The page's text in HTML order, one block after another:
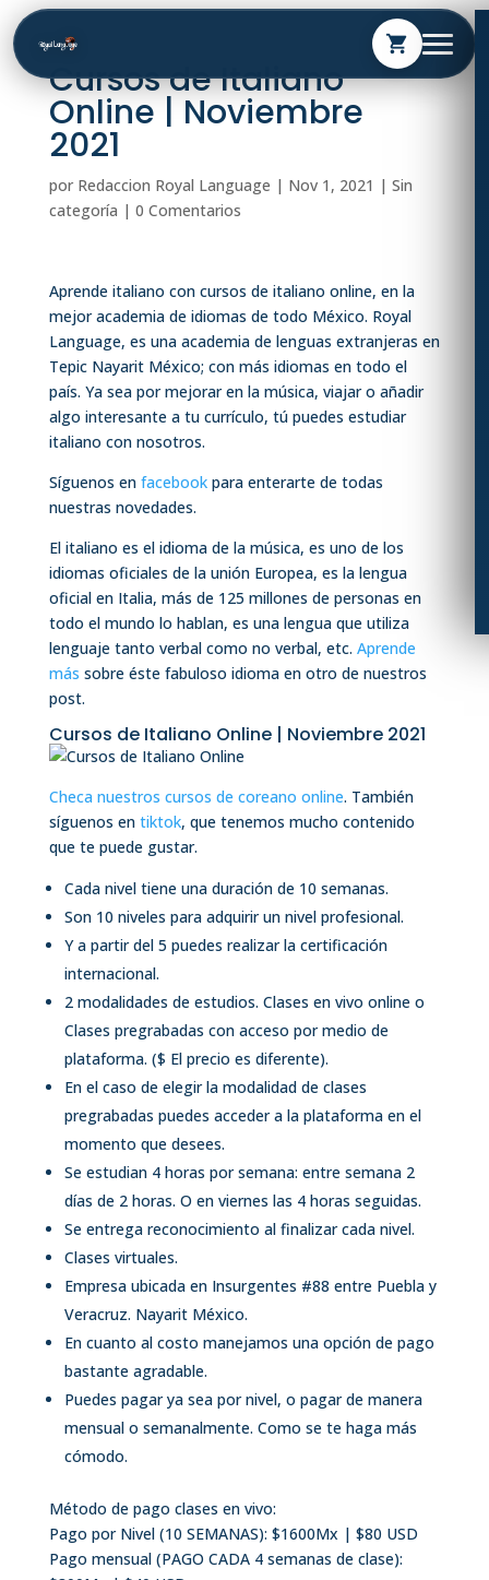
shopping_cart
Cursos de Italiano
Online | Noviembre
2021
por Redaccion Royal Language | Nov 1, 2021 | Sin
categoría | 0 Comentarios
Aprende italiano con cursos de italiano online, en la
mejor academia de idiomas de todo México. Royal
Language, es una academia de lenguas extranjeras en
Tepic Nayarit México; con más idiomas en todo el
país. Ya sea por mejorar en la música, viajar o añadir
algo interesante a tu currículo, tú puedes estudiar
italiano con nosotros.
Síguenos en facebookpara enterarte de todas
nuestras novedades.
El italiano es el idioma de la música, es uno de los
idiomas oficiales de la unión Europea, es la lengua
oficial en Italia, más de 125 millones de personas en
todo el mundo lo hablan, es una lengua que utiliza
lenguaje tanto verbal como no verbal, etc. Aprende
más sobre éste fabuloso idioma en otro de nuestros
post.
Cursos de Italiano Online | Noviembre 2021
Checa nuestros cursos de coreano online. También
síguenos en tiktok, que tenemos mucho contenido
que te puede gustar.
Cada nivel tiene una duración de 10 semanas.
Son 10 niveles para adquirir un nivel profesional.
Y a partir del 5 puedes realizar la certificación
internacional.
2 modalidades de estudios. Clases en vivo online o
Clases pregrabadas con acceso por medio de
plataforma. ($ El precio es diferente).
En el caso de elegir la modalidad de clases
pregrabadas puedes acceder a la plataforma en el
momento que desees.
Se estudian 4 horas por semana: entre semana 2
días de 2 horas. O en viernes las 4 horas seguidas.
Se entrega reconocimiento al finalizar cada nivel.
Clases virtuales.
Empresa ubicada en Insurgentes #88 entre Puebla y
Veracruz. Nayarit México.
En cuanto al costo manejamos una opción de pago
bastante agradable.
Puedes pagar ya sea por nivel, o pagar de manera
mensual o semanalmente. Como se te haga más
cómodo.
Método de pago clases en vivo:
Pago por Nivel (10 SEMANAS): $1600Mx | $80 USD
Pago mensual (PAGO CADA 4 semanas de clase):